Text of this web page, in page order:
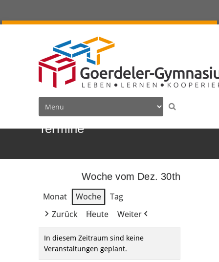
Termine
Woche vom Dez. 30th
Monat
Woche
Tag
Zurück
Heute Weiter
In diesem Zeitraum sind keine
Veranstaltungen geplant.